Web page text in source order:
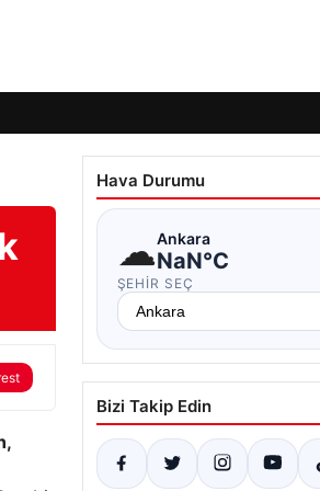
Hava Durumu
☁Ankara
NaN°C
ŞEHIR SEÇ
Bizi Takip Edin